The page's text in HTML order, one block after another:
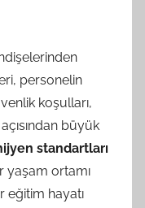
personelin
koşulları,
büyük
standartları
yaşam ortamı
eğitim hayatı